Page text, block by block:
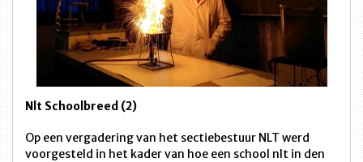
Nlt Schoolbreed (2)
Op een vergadering van het sectiebestuur NLT werd
voorgesteld in het kader van hoe een school nlt in den